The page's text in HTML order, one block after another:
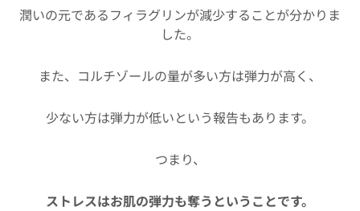
潤いの元であるフィラグリンが減少することが分かりま
した。
また、コルチゾールの量が多い方は弾力が高く、
少ない方は弾力が低いという報告もあります。
つまり、
ストレスはお肌の弾力も奪うということです。